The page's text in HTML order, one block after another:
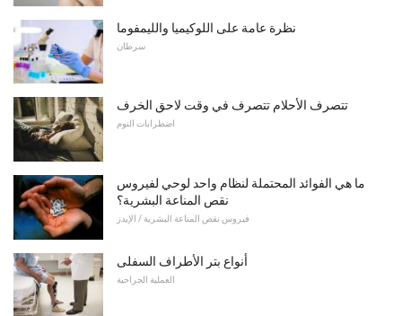
نظرة عامة على اللوكيميا والليمفوما
سرطان
تتصرف الأحلام تتصرف في وقت لاحق الخرف
اضطرابات النوم
ما هي الفوائد المحتملة لنظام واحد لوحي لفيروس
نقص المناعة البشرية؟
فيروس نقص المناعة البشرية / الإيدز
أنواع بتر الأطراف السفلى
العملية الجراحية